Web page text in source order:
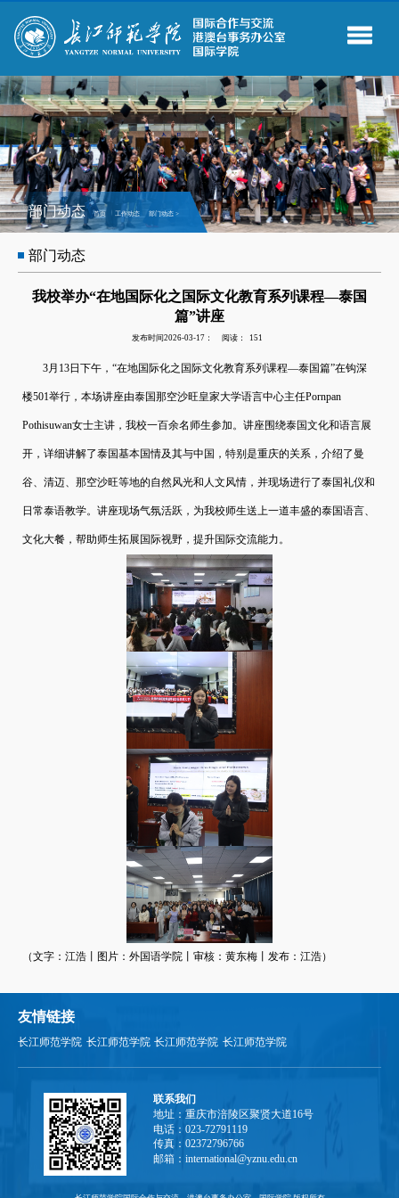
部门动态 首页 工作动态 部门动态 >
部门动态
我校举办“在地国际化之国际文化教育系列课程—泰国
篇”讲座
发布时间2026-03-17： 阅读： 151
3月 13日下午，“在地国际化之国际文化教育系列课程—泰国篇”在钩深
楼501举行，本场讲座由泰国那空沙旺皇家大学语言中心主任Pornpan
Pothisuwan女士主讲，我校一百余名师生参加。讲座围绕泰国文化和语言展
开，详细讲解了泰国基本国情及其与中国，特别是重庆的关系，介绍了曼
谷、清迈、那空沙旺等地的自然风光和人文风情，并现场进行了泰国礼仪和
日常泰语教学。讲座现场气氛活跃，为我校师生送上一道丰盛的泰国语言、
文化大餐，帮助师生拓展国际视野，提升国际交流能力。
（文字：江浩丨图片：外国语学院丨审核：黄东梅丨发布：江浩）
友情链接
长江师范学院 长江师范学院 长江师范学院 长江师范学院
联系我们
地址：重庆市涪陵区聚贤大道16号
电话：023-72791119
传真：02372796766
邮箱：international@yznu.edu.cn